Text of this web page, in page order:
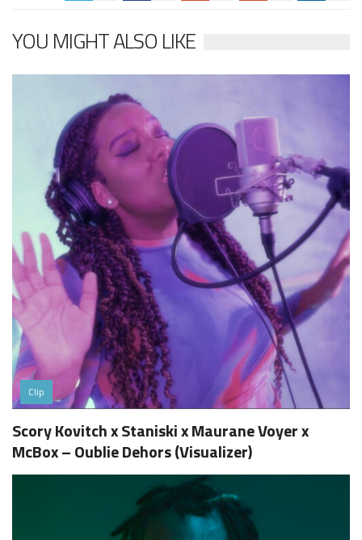
YOU MIGHT ALSO LIKE
Clip
Scory Kovitch x Staniski x Maurane Voyer x
McBox – Oublie Dehors (Visualizer)